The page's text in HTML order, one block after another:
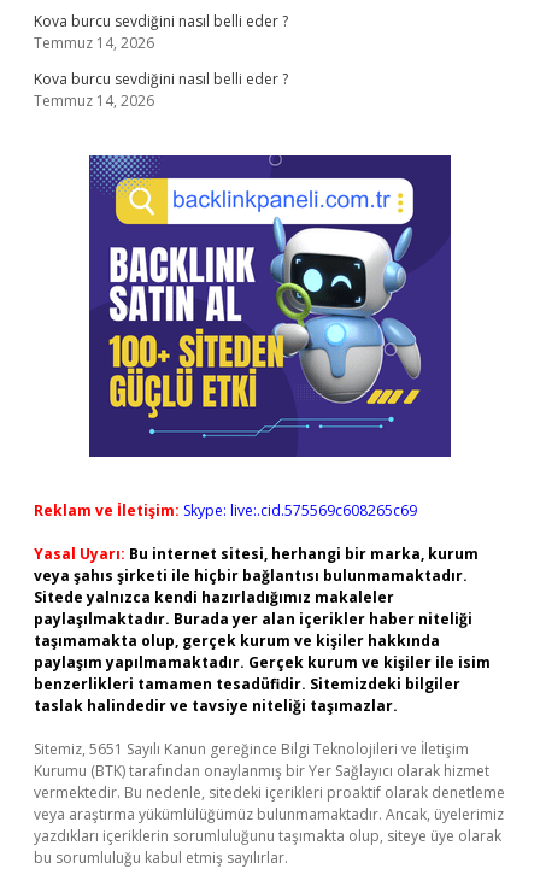
Kova burcu sevdiğini nasıl belli eder ?
Temmuz 14, 2026
Kova burcu sevdiğini nasıl belli eder ?
Temmuz 14, 2026
Reklam ve İletişim: Skype: live:.cid.575569c608265c69
Yasal Uyarı: Bu internet sitesi, herhangi bir marka, kurum
veya şahıs şirketi ile hiçbir bağlantısı bulunmamaktadır.
Sitede yalnızca kendi hazırladığımız makaleler
paylaşılmaktadır. Burada yer alan içerikler haber niteliği
taşımamakta olup, gerçek kurum ve kişiler hakkında
paylaşım yapılmamaktadır. Gerçek kurum ve kişiler ile isim
benzerlikleri tamamen tesadüfidir. Sitemizdeki bilgiler
taslak halindedir ve tavsiye niteliği taşımazlar.
Sitemiz, 5651 Sayılı Kanun gereğince Bilgi Teknolojileri ve İletişim
Kurumu (BTK) tarafından onaylanmış bir Yer Sağlayıcı olarak hizmet
vermektedir. Bu nedenle, sitedeki içerikleri proaktif olarak denetleme
veya araştırma yükümlülüğümüz bulunmamaktadır. Ancak, üyelerimiz
yazdıkları içeriklerin sorumluluğunu taşımakta olup, siteye üye olarak
bu sorumluluğu kabul etmiş sayılırlar.